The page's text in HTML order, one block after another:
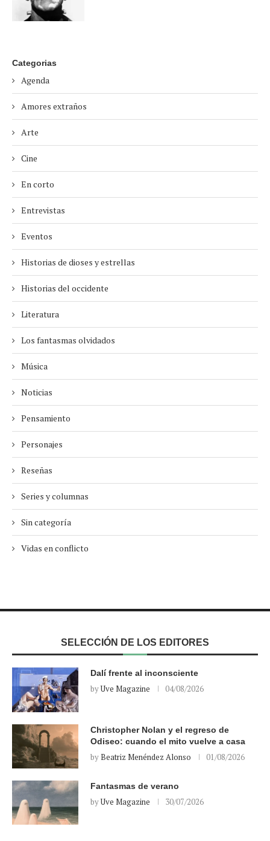
Categorias
Agenda
Amores extraños
Arte
Cine
En corto
Entrevistas
Eventos
Historias de dioses y estrellas
Historias del occidente
Literatura
Los fantasmas olvidados
Música
Noticias
Pensamiento
Personajes
Reseñas
Series y columnas
Sin categoría
Vidas en conflicto
SELECCIÓN DE LOS EDITORES
Dalí frente al inconsciente
byUve Magazine 04/08/2026
Christopher Nolan y el regreso de
Odiseo: cuando el mito vuelve a casa
byBeatriz Menéndez Alonso 01/08/2026
Fantasmas de verano
byUve Magazine 30/07/2026